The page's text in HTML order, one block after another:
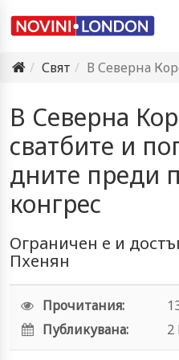
Свят
В Северна Корея
В Северна
сватбите и
дните преди
конгрес
Ограничен е и
Пхенян
Прочитания:
Публикувана:
2